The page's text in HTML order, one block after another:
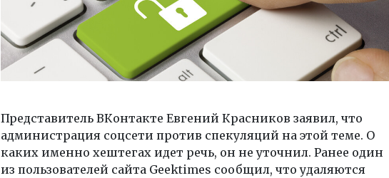
Представитель ВКонтакте Евгений Красников заявил, что
администрация соцсети против спекуляций на этой теме. О
каких именно хештегах идет речь, он не уточнил. Ранее один
из пользователей сайта Geektimes сообщил, что удаляются